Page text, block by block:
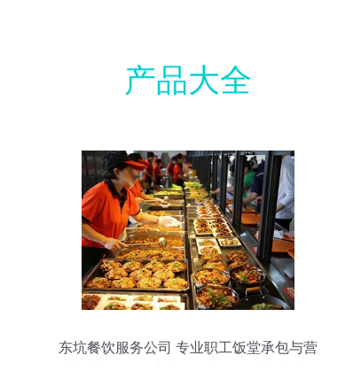
产品大全
东坑餐饮服务公司 专业职工饭堂承包与营